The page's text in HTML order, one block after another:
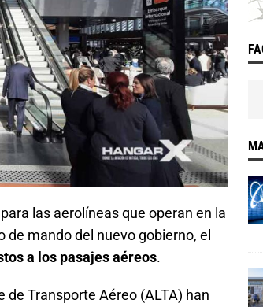
las aerolíneas que operan en la
de mando del nuevo gobierno, el
a los pasajes aéreos.
Transporte Aéreo (ALTA) han